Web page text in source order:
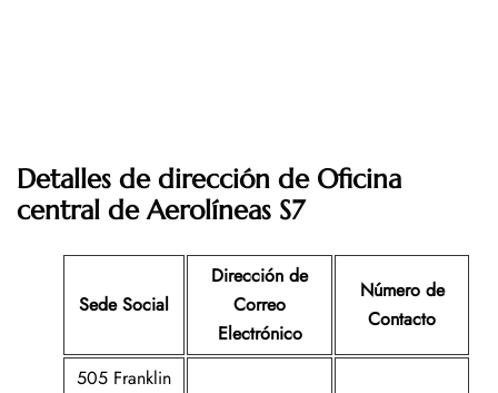
Detalles de dirección de Oficina
central de Aerolíneas S7
Sede Social
Dirección de
Correo
Electrónico
Número de
Contacto
505 Franklin